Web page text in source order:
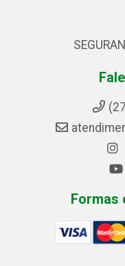
Formas